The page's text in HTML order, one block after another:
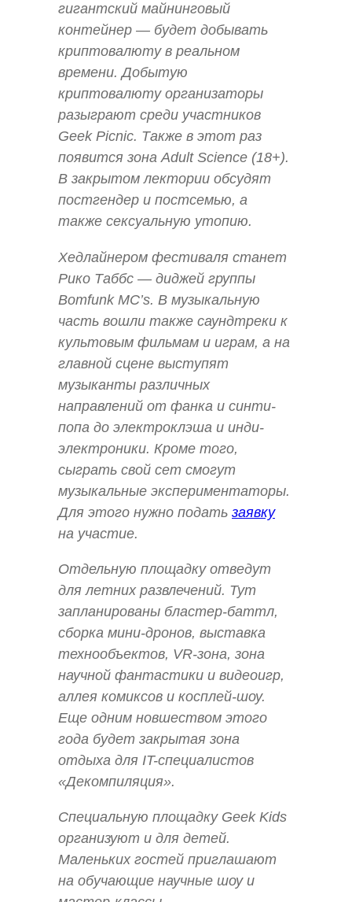
гигантский майнинговый
контейнер — будет добывать
криптовалюту в реальном
времени. Добытую
криптовалюту организаторы
разыграют среди участников
Geek Picnic. Также в этот раз
появится зона Adult Science (18+).
В закрытом лектории обсудят
постгендер и постсемью, а
также сексуальную утопию.
Хедлайнером фестиваля станет
Рико Таббс — диджей группы
Bomfunk MC’s. В музыкальную
часть вошли также саундтреки к
культовым фильмам и играм, а на
главной сцене выступят
музыканты различных
направлений от фанка и синти-
попа до электроклэша и инди-
электроники. Кроме того,
сыграть свой сет смогут
музыкальные экспериментаторы.
Для этого нужно подать заявку
на участие.
Отдельную площадку отведут
для летних развлечений. Тут
запланированы бластер-баттл,
сборка мини-дронов, выставка
технообъектов, VR-зона, зона
научной фантастики и видеоигр,
аллея комиксов и косплей-шоу.
Еще одним новшеством этого
года будет закрытая зона
отдыха для IT-специалистов
«Декомпиляция».
Специальную площадку Geek Kids
организуют и для детей.
Маленьких гостей приглашают
на обучающие научные шоу и